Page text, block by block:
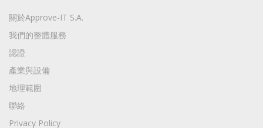
關於Approve-IT S.A.
我們的整體服務
認證
產業與設備
地理範圍
聯絡
Privacy Policy